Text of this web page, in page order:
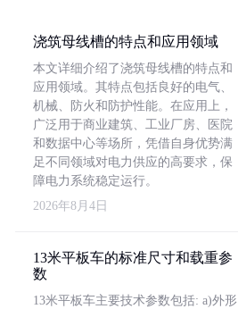
浇筑母线槽的特点和应用领域
本文详细介绍了浇筑母线槽的特点和
应用领域。其特点包括良好的电气、
机械、防火和防护性能。在应用上，
广泛用于商业建筑、工业厂房、医院
和数据中心等场所，凭借自身优势满
足不同领域对电力供应的高要求，保
障电力系统稳定运行。
2026年8月4日
13米平板车的标准尺寸和载重参
数
13米平板车主要技术参数包括: a)外形